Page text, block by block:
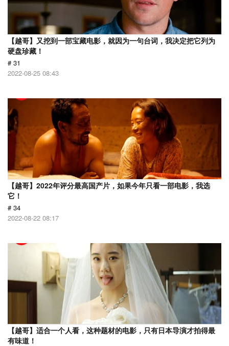
【越哥】又挖到一部宝藏电影，就因为一句台词，我决定把它列为
硬盘珍藏！
# 31
2022-08-25 08:43
【越哥】2022年评分最高国产片，如果今年只看一部电影，我选
它！
# 34
2022-08-22 08:17
【越哥】适合一个人看，这种题材的电影，只有日本导演才拍得最
有味道！